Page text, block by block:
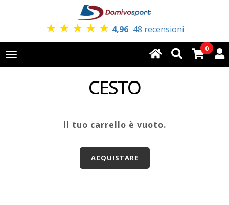
★ ★ ★ ★ ★ 4,96 48 recensioni
Toggle
navigation
0
CESTO
Il tuo carrello è vuoto.
ACQUISTARE